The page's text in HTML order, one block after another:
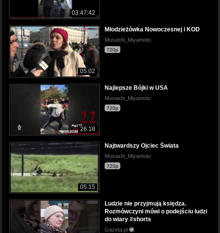
03:47:42
05:02
Młodzieżówka Nowoczesnej i KOD
Musashi_Miyamoto
720p
26:18
Najlepsze Bójki w USA
Musashi_Miyamoto
720p
05:15
Najtwardszy Ojciec Świata
Musashi_Miyamoto
720p
Ludzie nie przyjmują księdza.
Rozmówczyni mówi o podejściu ludzi
do wiary #shorts
Gazeta.pl